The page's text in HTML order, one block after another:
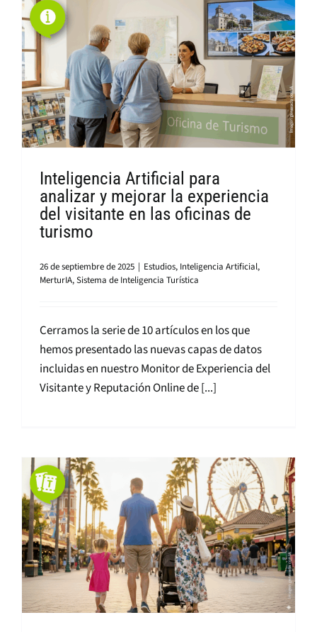
Inteligencia Artificial para
analizar y mejorar la experiencia
del visitante en las oficinas de
turismo
26 de septiembre de 2025 | Estudios, Inteligencia Artificial,
MerturIA,Sistema de Inteligencia Turística
Cerramos la serie de 10 artículos en los que
hemos presentado las nuevas capas de datos
incluidas en nuestro Monitor de Experiencia del
Visitante y Reputación Online de [...]